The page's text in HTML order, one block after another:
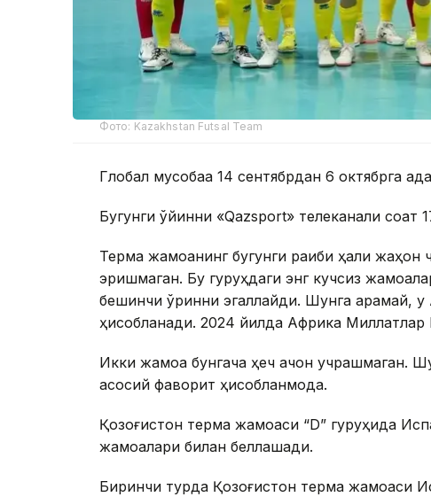
Фото: Kazakhstan Futsal Team
Глобал мусобақа 14 сентябрдан 6 октябрга
Бугунги ўйинни «Qazsport» телеканали
Терма жамоанинг бугунги рақиби ҳали жаҳон
эришмаган. Бу гуруҳдаги энг кучсиз
бешинчи ўринни эгаллайди. Шунга қарамай,
ҳисобланади. 2024 йилда Африка Миллатлар
Икки жамоа бунгача ҳеч қачон учрашмаган.
асосий фаворит ҳисобланмоқда.
Қозоғистон терма жамоаси “D” гуруҳида
жамоалари билан беллашади.
Биринчи турда Қозоғистон терма жамоаси